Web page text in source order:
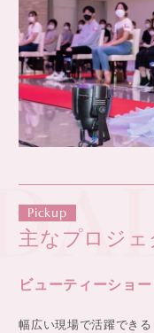
Pickup
主なプロジェ
ビューティーショー
幅広い現場で活躍でき